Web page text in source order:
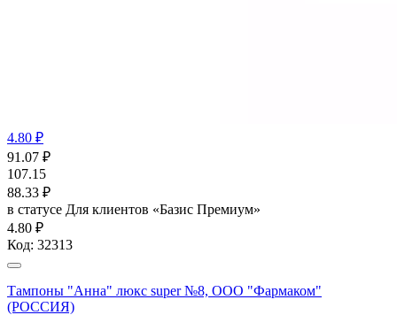
4.80 ₽
91.07 ₽
107.15
88.33 ₽
в статусе Для клиентов «Базис Премиум»
4.80 ₽
Код: 32313
Тампоны "Анна" люкс super №8, ООО "Фармаком"
(РОССИЯ)